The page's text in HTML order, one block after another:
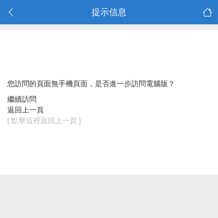
提示信息
您訪問的頁面無手機頁面，是否進一步訪問電腦版？
繼續訪問
返回上一頁
[ 點擊這裡返回上一頁 ]